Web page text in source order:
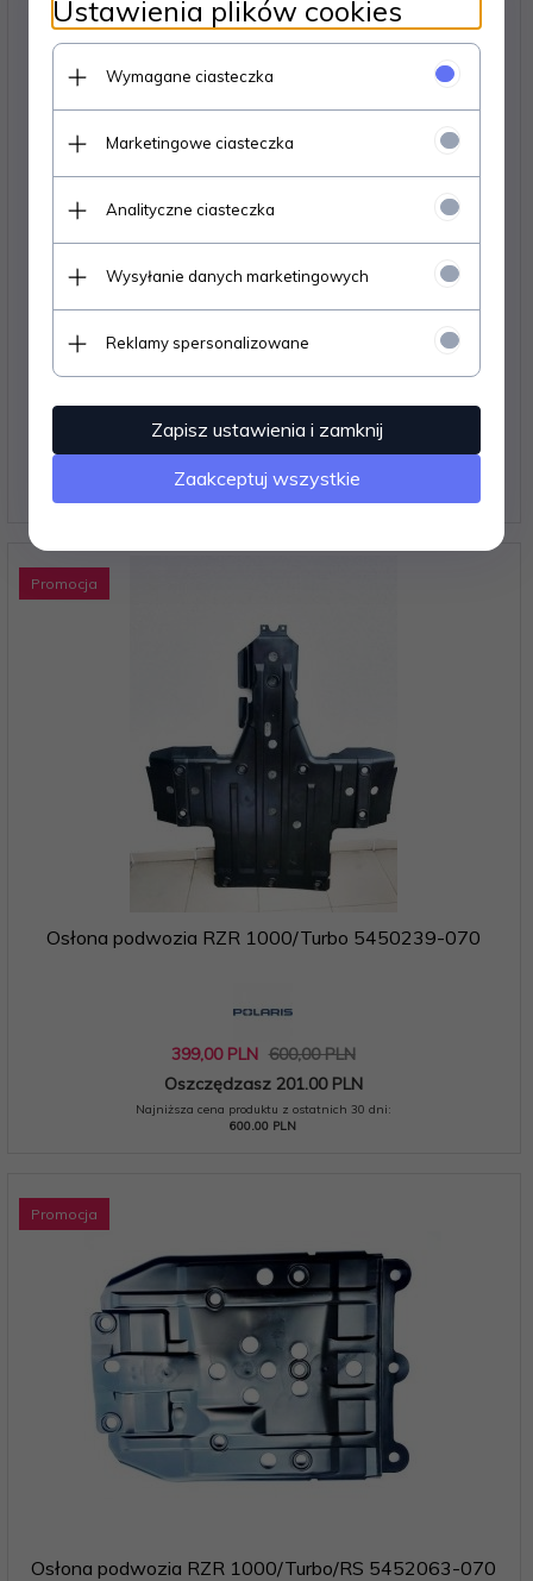
Olej silnikowy Polaris PS-4 5W50 4L
480,00 PLN 520,00 PLN
Oszczędzasz 40.00 PLN
Najniższa cena produktu z ostatnich 30 dni:
Promocja
Osłona podwozia RZR 1000/Turbo 5450239-070
399,00 PLN 600,00 PLN
Oszczędzasz 201.00 PLN
Najniższa cena produktu z ostatnich 30 dni:
600.00 PLN
Promocja
Osłona podwozia RZR 1000/Turbo/RS 5452063-070
Ustawienia plików cookies
Wymagane ciasteczka
Marketingowe ciasteczka
Analityczne ciasteczka
Wysyłanie danych marketingowych
Reklamy spersonalizowane
Zapisz ustawienia i zamknij
Zaakceptuj wszystkie